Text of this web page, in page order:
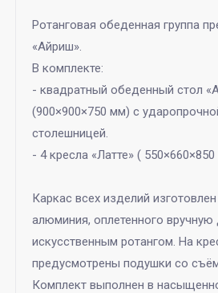
Ротанговая обеденная группа
«Айриш».
В комплекте:
- квадратный обеденный стол
(900×900×750 мм) с
столешницей.
- 4 кресла «Латте» (
Каркас всех изделий
алюминия, оплетенного
искусственным ротангом. На
предусмотрены подушки со
Комплект выполнен в